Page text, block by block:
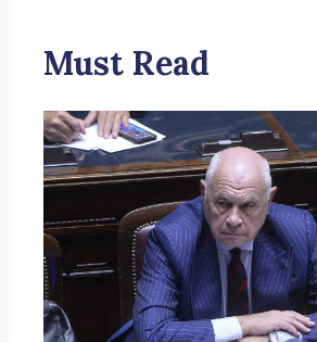
Must Read